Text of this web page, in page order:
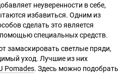
неуверенности в себе,
избавиться. Одним из
сделать это является
специальных средств.
замаскировать светлые пряди,
уход. Лучшие из них
Pomades. Здесь можно подобрать